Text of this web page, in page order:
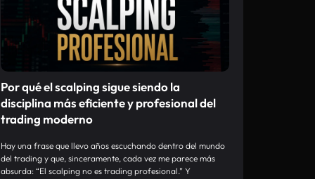
Por qué el scalping sigue siendo la
disciplina más eficiente y profesional del
trading moderno
Hay una frase que llevo años escuchando dentro del mundo
del trading y que, sinceramente, cada vez me parece más
absurda: “El scalping no es trading profesional.” Y